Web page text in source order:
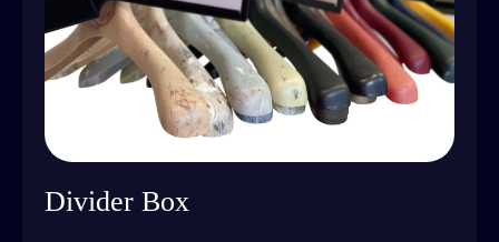
Divider Box